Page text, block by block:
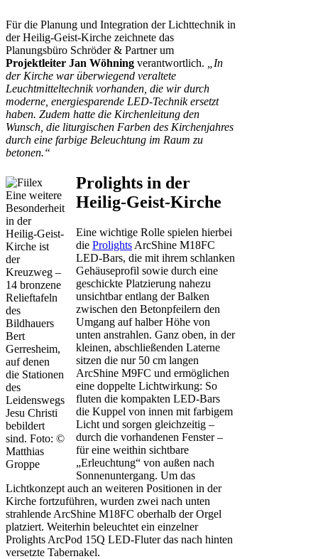
Für die Planung und Integration der Lichttechnik in
der Heilig-Geist-Kirche zeichnete das
Planungsbüro Schröder & Partner um
Projektleiter Jan Wöhning verantwortlich.
„In
der Kirche war überwiegend veraltete
Leuchtmitteltechnik vorhanden, die wir durch
moderne, energiesparende LED-Technik ersetzt
haben. Zudem hatte die Kirchenleitung den
Wunsch, die liturgischen Farben des Kirchenjahres
durch eine farbige Beleuchtung im Raum zu
betonen.“
Eine weitere
Besonderheit
in der
Heilig-Geist-
Kirche ist
der
Kreuzweg –
14 bronzene
Relieftafeln
des
Bildhauers
Bert
Gerresheim,
auf denen
die Stationen
des
Leidenswegs
Jesu Christi
bebildert
sind. Foto: ©
Matthias
Groppe
Prolights in der
Heilig-Geist-Kirche
Eine wichtige Rolle spielen hierbei
die Prolights ArcShine M18FC
LED-Bars, die mit ihrem schlanken
Gehäuseprofil sowie durch eine
geschickte Platzierung nahezu
unsichtbar entlang der Balken
zwischen den Betonpfeilern den
Umgang auf halber Höhe von
unten anstrahlen. Ganz oben, in der
kleinen, abschließenden Laterne
sitzen die nur 50 cm langen
ArcShine M9FC und ermöglichen
eine doppelte Lichtwirkung: So
fluten die kompakten LED-Bars
die Kuppel von innen mit farbigem
Licht und sorgen gleichzeitig –
durch die vorhandenen Fenster –
für eine weithin sichtbare
„Erleuchtung“ von außen nach
Sonnenuntergang. Um das
Lichtkonzept auch an weiteren Positionen in der
Kirche fortzuführen, wurden zwei nach unten
strahlende ArcShine M18FC oberhalb der Orgel
platziert. Weiterhin beleuchtet ein einzelner
Prolights ArcPod 15Q LED-Fluter das nach hinten
versetzte Tabernakel.